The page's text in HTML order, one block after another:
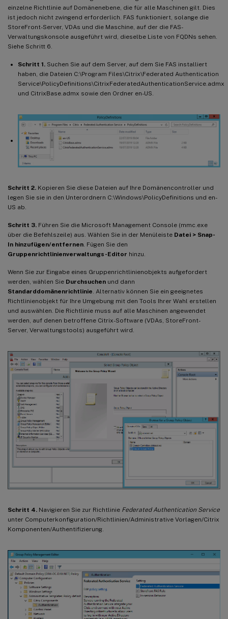
einzelne Richtlinie auf Domänenebene, die für alle Maschinen gilt. Dies
ist jedoch nicht zwingend erforderlich. FAS funktioniert, solange die
StoreFront-Server, VDAs und die Maschine, auf der die FAS-
Verwaltungskonsole ausgeführt wird, dieselbe Liste von FQDNs sehen.
Siehe Schritt 6.
Schritt 1. Suchen Sie auf dem Server, auf dem Sie FAS installiert
haben, die Dateien C:\Program Files\Citrix\Federated Authentication
Service\PolicyDefinitions\CitrixFederatedAuthenticationService.admx
und CitrixBase.admx sowie den Ordner en-US.
Schritt 2. Kopieren Sie diese Dateien auf Ihre Domänencontroller und
legen Sie sie in den Unterordnern C:\Windows\PolicyDefinitions und en-
US ab.
Schritt 3. Führen Sie die Microsoft Management Console (mmc.exe
über die Befehlszeile) aus. Wählen Sie in der Menüleiste Datei > Snap-
In hinzufügen/entfernen . Fügen Sie den
Gruppenrichtlinienverwaltungs-Editor hinzu.
Wenn Sie zur Eingabe eines Gruppenrichtlinienobjekts aufgefordert
werden, wählen Sie Durchsuchen und dann
Standarddomänenrichtlinie . Alternativ können Sie ein geeignetes
Richtlinienobjekt für Ihre Umgebung mit den Tools Ihrer Wahl erstellen
und auswählen. Die Richtlinie muss auf alle Maschinen angewendet
werden, auf denen betroffene Citrix-Software (VDAs, StoreFront-
Server, Verwaltungstools) ausgeführt wird.
Schritt 4. Navigieren Sie zur Richtlinie Federated Authentication Service
unter Computerkonfiguration/Richtlinien/Administrative Vorlagen/Citrix
Komponenten/Authentifizierung.